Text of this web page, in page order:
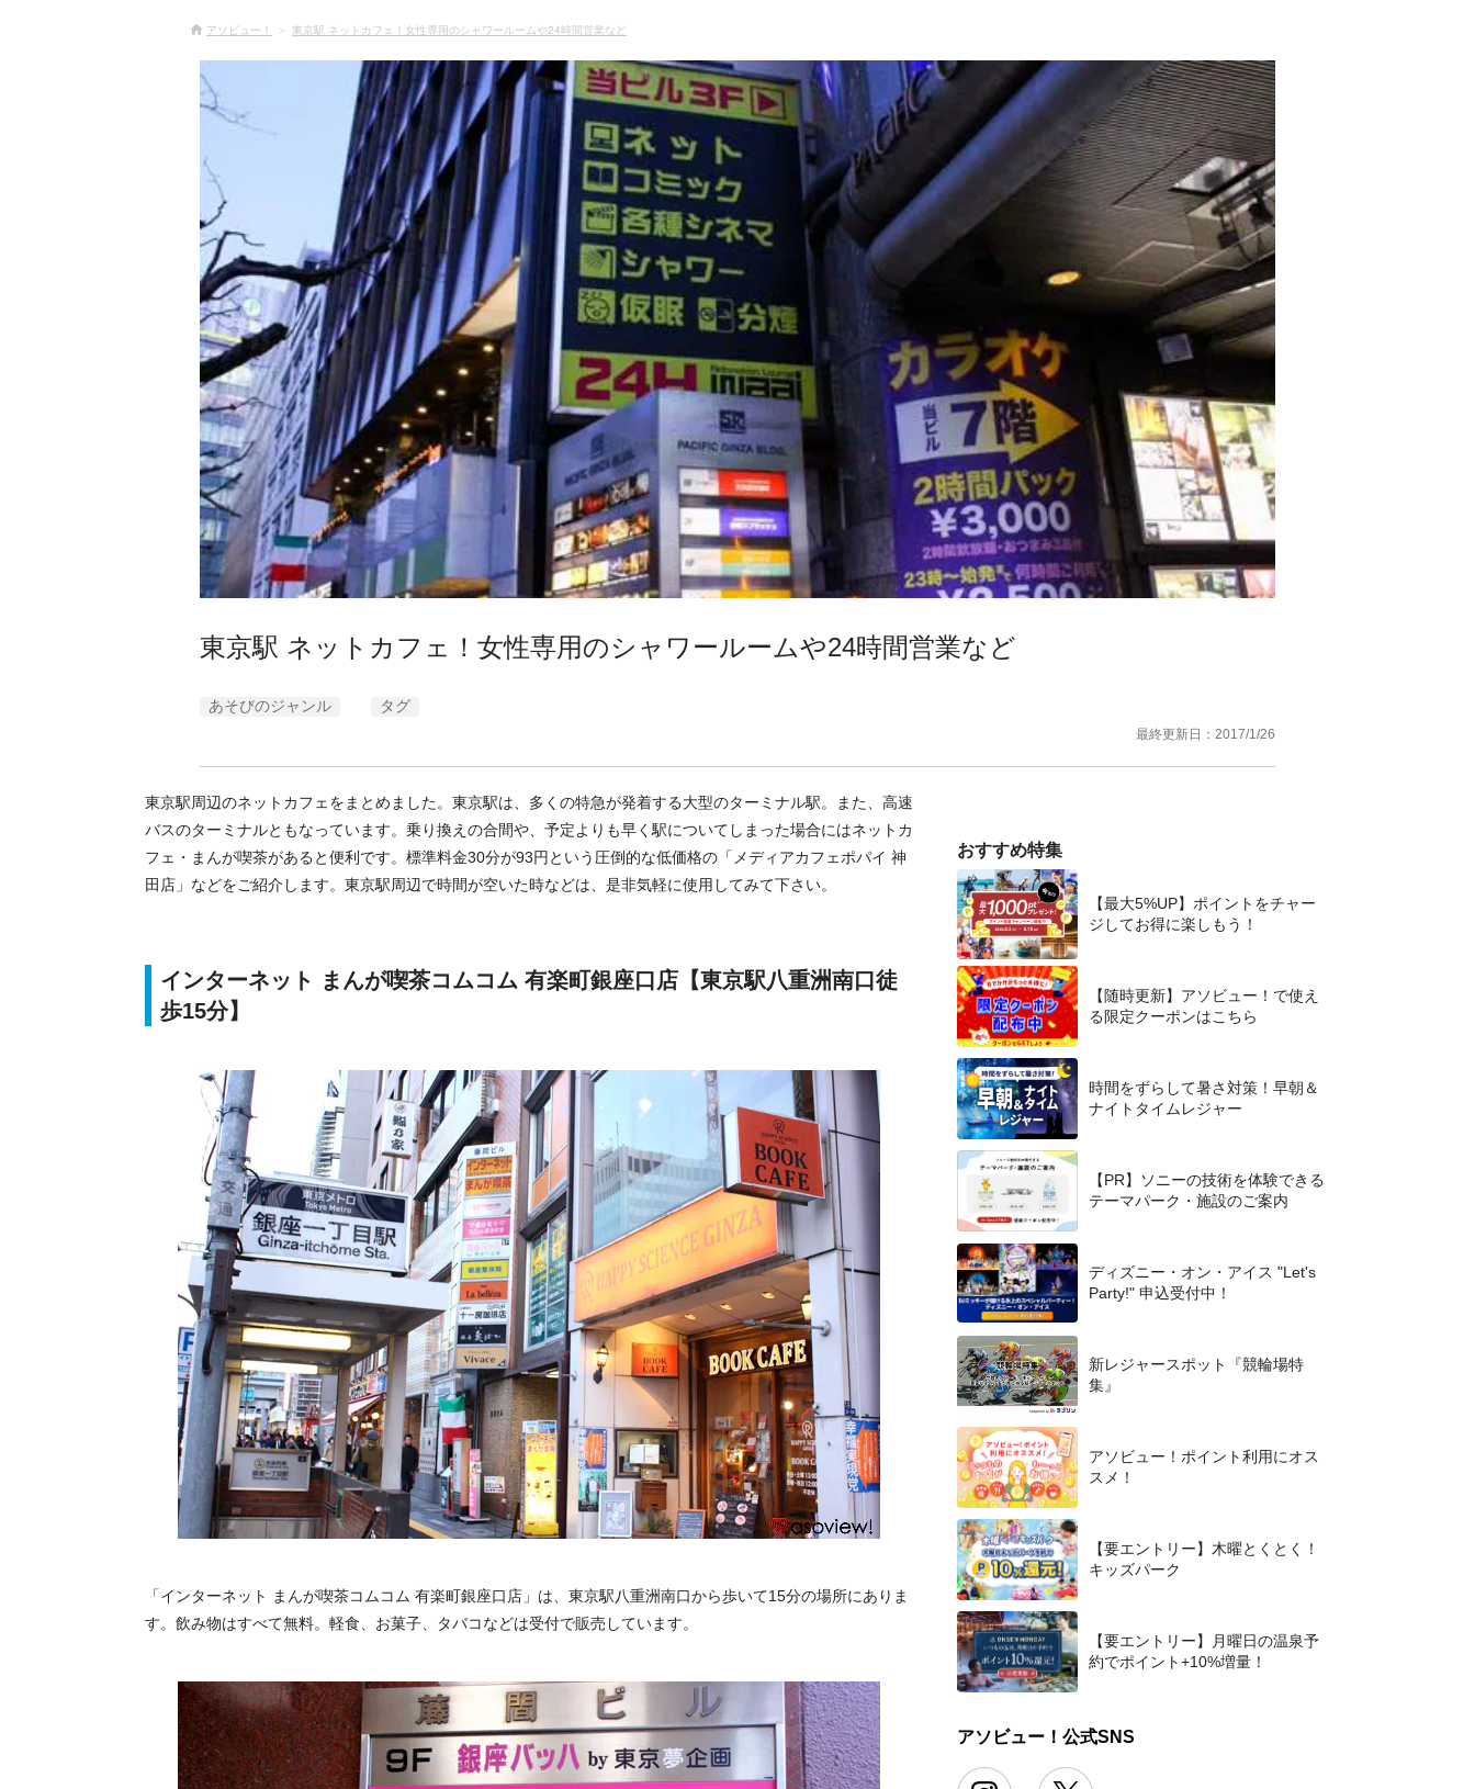
アソビュー！ 東京駅 ネットカフェ！女性専用のシャワールームや24時間営業など
東京駅 ネットカフェ！女性専用のシャワールームや24時間営業など
あそびのジャンル タグ
最終更新日： 2017/1/26
東京駅周辺のネットカフェをまとめました。東京駅は、多くの特急が発着する大型のターミナル駅。また、高速
バスのターミナルともなっています。乗り換えの合間や、予定よりも早く駅についてしまった場合にはネットカ
フェ・まんが喫茶があると便利です。標準料金30分が93円という圧倒的な低価格の「メディアカフェポパイ 神
田店」などをご紹介します。東京駅周辺で時間が空いた時などは、是非気軽に使用してみて下さい。
インターネット まんが喫茶コムコム 有楽町銀座口店【東京駅八重洲南口徒
歩15分】
「インターネット まんが喫茶コムコム 有楽町銀座口店」は、東京駅八重洲南口から歩いて15分の場所にありま
す。飲み物はすべて無料。軽食、お菓子、タバコなどは受付で販売しています。
おすすめ特集
【最大5%UP】ポイントをチャー
ジしてお得に楽しもう！
【随時更新】アソビュー！で使え
る限定クーポンはこちら
時間をずらして暑さ対策！早朝＆
ナイトタイムレジャー
【PR】ソニーの技術を体験できる
テーマパーク・施設のご案内
ディズニー・オン・アイス "Let's
Party!" 申込受付中！
新レジャースポット『競輪場特
集』
アソビュー！ポイント利用にオス
スメ！
【要エントリー】木曜とくとく！
キッズパーク
【要エントリー】月曜日の温泉予
約でポイント+10%増量！
アソビュー！公式SNS